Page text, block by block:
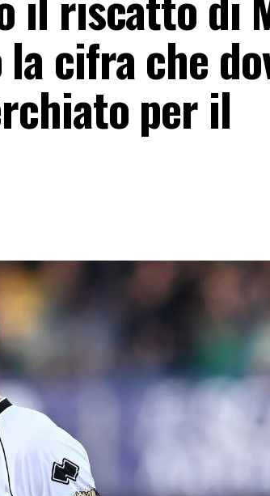
cifra che
per il